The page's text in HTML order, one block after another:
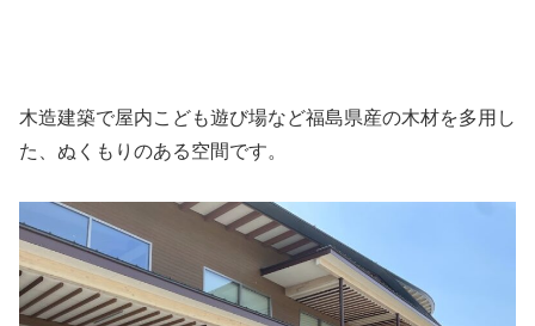
木造建築で屋内こども遊び場など福島県産の木材を多用し
た、ぬくもりのある空間です。